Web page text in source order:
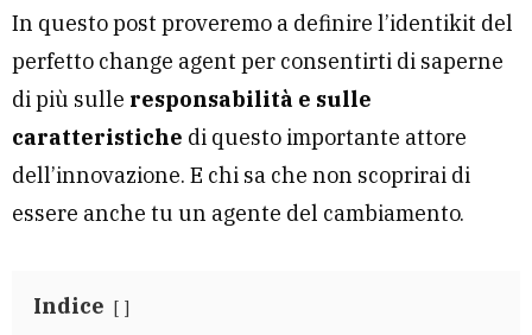
In questo post proveremo a definire l’identikit del
perfetto change agent per consentirti di saperne
di più sulle responsabilità e sulle
caratteristiche di questo importante attore
dell’innovazione. E chi sa che non scoprirai di
essere anche tu un agente del cambiamento.
Indice